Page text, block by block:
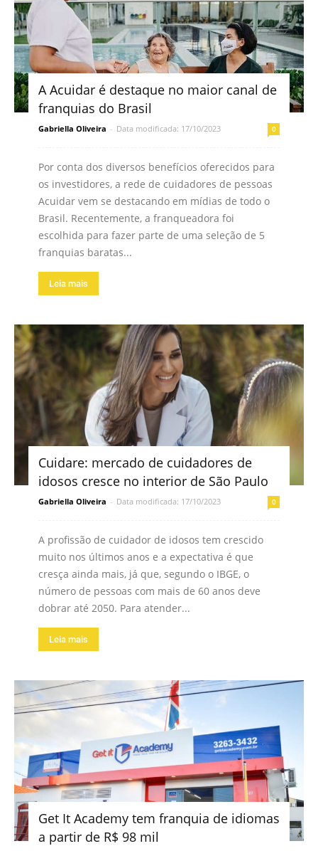
A Acuidar é destaque no maior canal de
franquias do Brasil
Gabriella Oliveira - Data modificada: 17/10/2023 0
Por conta dos diversos benefícios oferecidos para
os investidores, a rede de cuidadores de pessoas
Acuidar vem se destacando em mídias de todo o
Brasil. Recentemente, a franqueadora foi
escolhida para fazer parte de uma seleção de 5
franquias baratas...
Leia mais
Cuidare: mercado de cuidadores de
idosos cresce no interior de São Paulo
Gabriella Oliveira - Data modificada: 17/10/2023 0
A profissão de cuidador de idosos tem crescido
muito nos últimos anos e a expectativa é que
cresça ainda mais, já que, segundo o IBGE, o
número de pessoas com mais de 60 anos deve
dobrar até 2050. Para atender...
Leia mais
Get It Academy tem franquia de idiomas
a partir de R$ 98 mil